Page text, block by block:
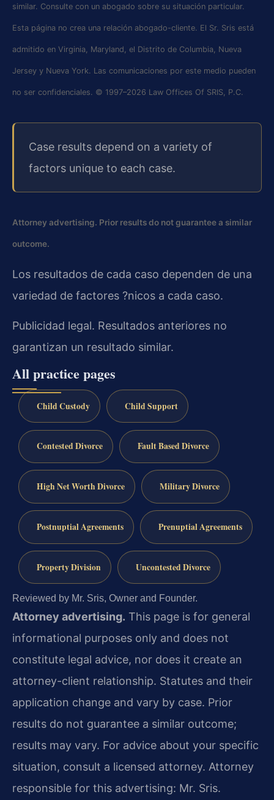
similar. Consulte con un abogado sobre su situación particular.
Esta página no crea una relación abogado-cliente. El Sr. Sris está
admitido en Virginia, Maryland, el Distrito de Columbia, Nueva
Jersey y Nueva York. Las comunicaciones por este medio pueden
no ser confidenciales. © 1997–2026 Law Offices Of SRIS, P.C.
Case results depend on a variety of
factors unique to each case.
Attorney advertising. Prior results do not guarantee a similar
outcome.
Los resultados de cada caso dependen de una
variedad de factores ?nicos a cada caso.
Publicidad legal. Resultados anteriores no
garantizan un resultado similar.
All practice pages
Child Custody Child Support
Contested Divorce Fault Based Divorce
High Net Worth Divorce Military Divorce
Postnuptial Agreements Prenuptial Agreements
Property Division Uncontested Divorce
Reviewed by Mr. Sris, Owner and Founder.
Attorney advertising. This page is for general
informational purposes only and does not
constitute legal advice, nor does it create an
attorney-client relationship. Statutes and their
application change and vary by case. Prior
results do not guarantee a similar outcome;
results may vary. For advice about your specific
situation, consult a licensed attorney. Attorney
responsible for this advertising: Mr. Sris.